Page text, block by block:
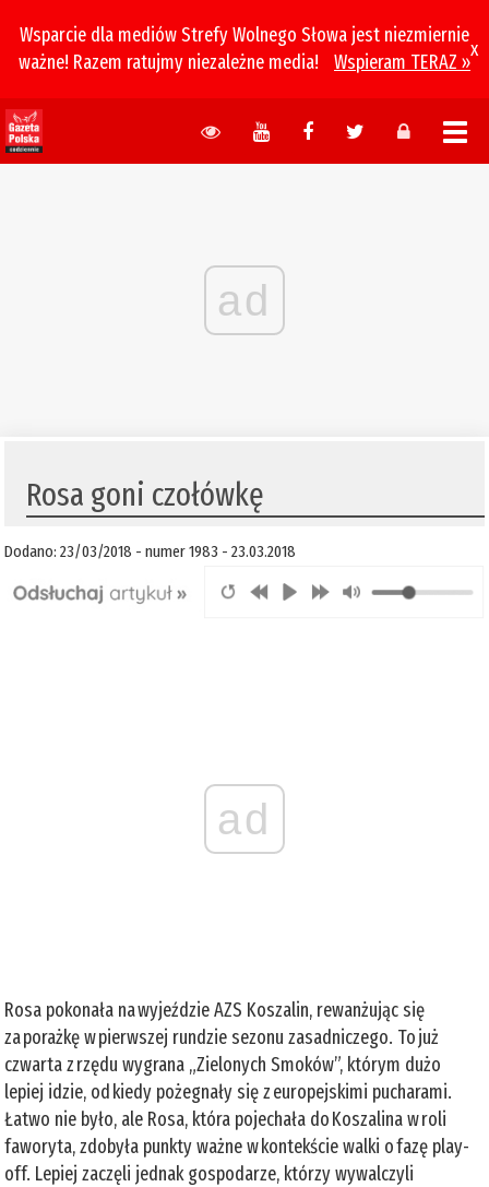
Wsparcie dla mediów Strefy Wolnego Słowa jest niezmiernie
ważne! Razem ratujmy niezależne media!
Wspieram TERAZ »
x
ad
​Rosa goni czołówkę
Dodano: 23/03/2018 - numer 1983 - 23.03.2018
ad
Rosa pokonała na wyjeździe AZS Koszalin, rewanżując się
za porażkę w pierwszej rundzie sezonu zasadniczego. To już
czwarta z rzędu wygrana „Zielonych Smoków”, którym dużo
lepiej idzie, od kiedy pożegnały się z europejskimi pucharami.
Łatwo nie było, ale Rosa, która pojechała do Koszalina w roli
faworyta, zdobyła punkty ważne w kontekście walki o fazę play-
off. Lepiej zaczęli jednak gospodarze, którzy wywalczyli